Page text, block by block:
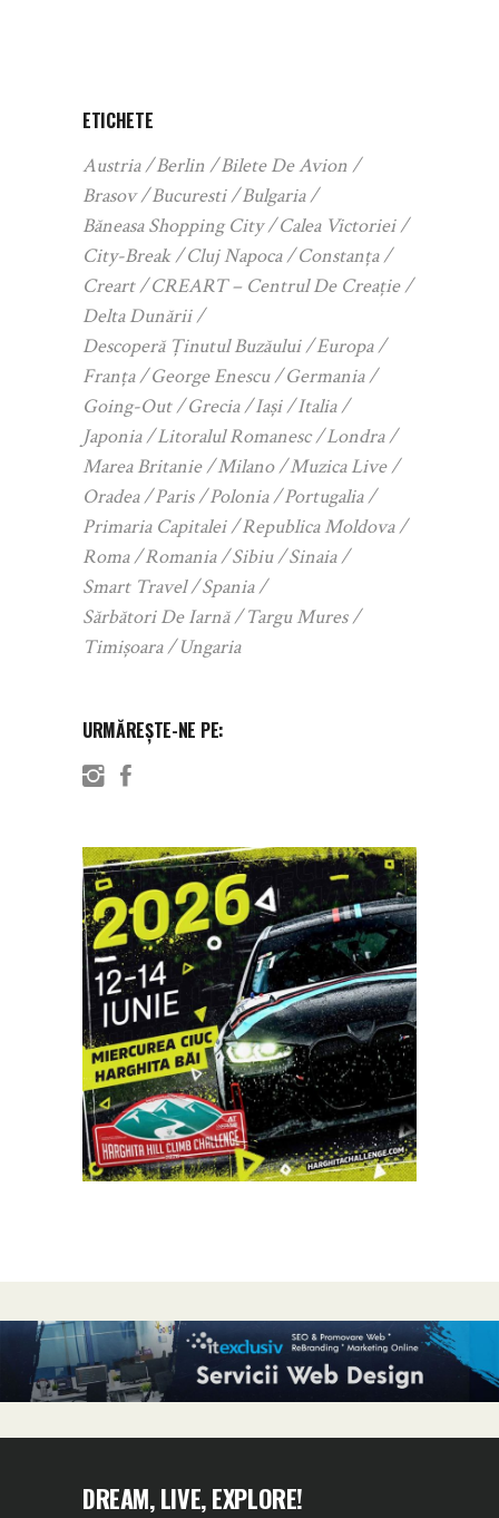
ETICHETE
Austria Berlin
Bilete De Avion
Brasov
Bucuresti
Bulgaria
Băneasa Shopping City
Calea Victoriei
City-Break
Cluj Napoca
Constanța
Creart
CREART – Centrul De Creație
Delta Dunării
Descoperă Ținutul Buzăului
Europa
Franța
George Enescu
Germania
Going-Out
Grecia Iași
Italia
Japonia
Litoralul Romanesc
Londra
Marea Britanie
Milano
Muzica Live
Oradea
Paris Polonia
Portugalia
Primaria Capitalei
Republica Moldova
Roma
Romania Sibiu
Sinaia
Smart Travel
Spania
Sărbători De Iarnă
Targu Mures
Timișoara
Ungaria
URMĂREȘTE-NE PE:
DREAM, LIVE, EXPLORE!